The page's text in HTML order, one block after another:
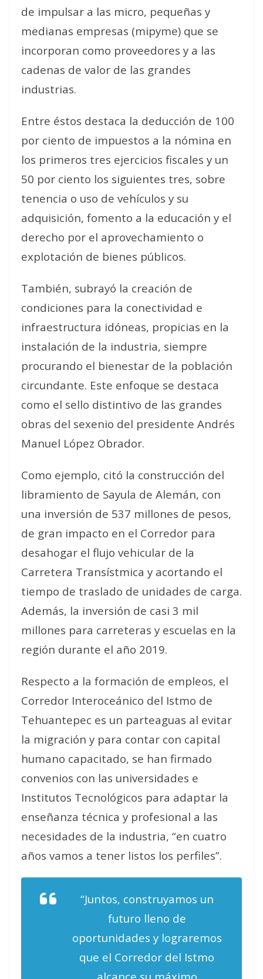
de impulsar a las micro, pequeñas y
medianas empresas (mipyme) que se
incorporan como proveedores y a las
cadenas de valor de las grandes
industrias.
Entre éstos destaca la deducción de 100
por ciento de impuestos a la nómina en
los primeros tres ejercicios fiscales y un
50 por ciento los siguientes tres, sobre
tenencia o uso de vehículos y su
adquisición, fomento a la educación y el
derecho por el aprovechamiento o
explotación de bienes públicos.
También, subrayó la creación de
condiciones para la conectividad e
infraestructura idóneas, propicias en la
instalación de la industria, siempre
procurando el bienestar de la población
circundante. Este enfoque se destaca
como el sello distintivo de las grandes
obras del sexenio del presidente Andrés
Manuel López Obrador.
Como ejemplo, citó la construcción del
libramiento de Sayula de Alemán, con
una inversión de 537 millones de pesos,
de gran impacto en el Corredor para
desahogar el flujo vehicular de la
Carretera Transístmica y acortando el
tiempo de traslado de unidades de carga.
Además, la inversión de casi 3 mil
millones para carreteras y escuelas en la
región durante el año 2019.
Respecto a la formación de empleos, el
Corredor Interoceánico del Istmo de
Tehuantepec es un parteaguas al evitar
la migración y para contar con capital
humano capacitado, se han firmado
convenios con las universidades e
Institutos Tecnológicos para adaptar la
enseñanza técnica y profesional a las
necesidades de la industria, “en cuatro
años vamos a tener listos los perfiles”.
“Juntos, construyamos un
futuro lleno de
oportunidades y lograremos
que el Corredor del Istmo
alcance su máximo